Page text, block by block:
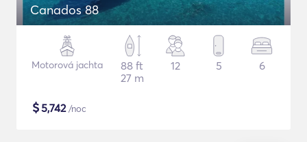
Canados 88
Motorová jachta
88 ft
27 m
12 5 6
$5,742/noc